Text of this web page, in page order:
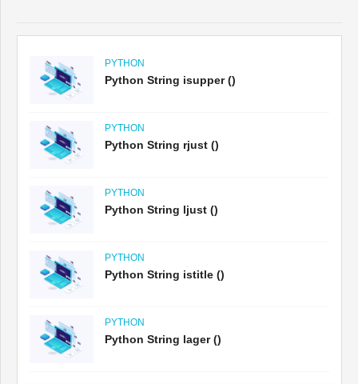
PYTHON
Python String isupper ()
PYTHON
Python String rjust ()
PYTHON
Python String ljust ()
PYTHON
Python String istitle ()
PYTHON
Python String lager ()